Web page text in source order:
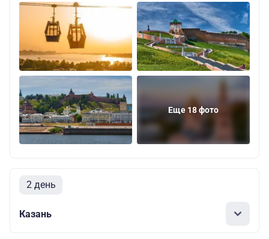
Еще 18 фото
2 день
Казань